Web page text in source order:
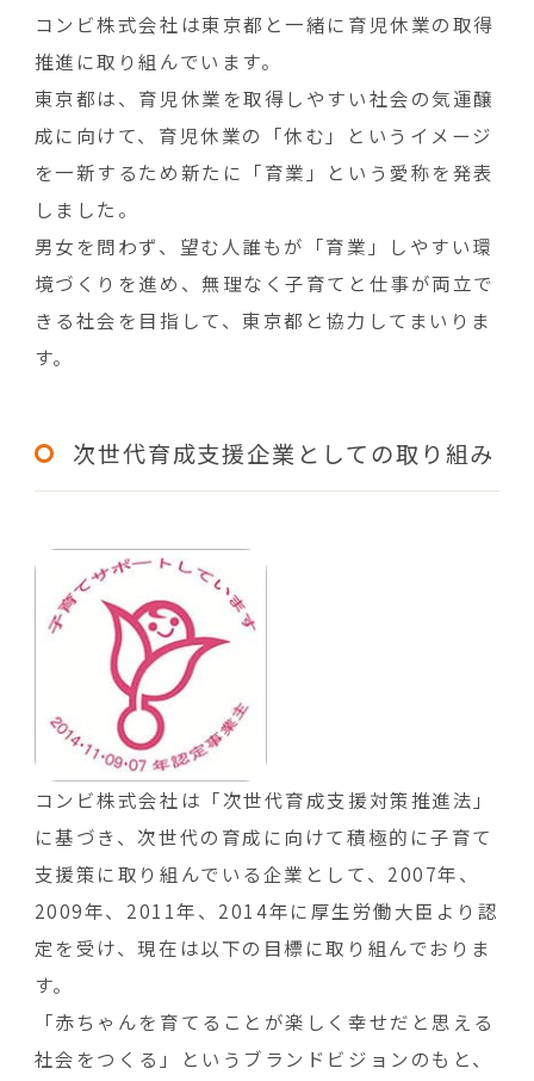
コンビ株式会社は東京都と一緒に育児休業の取得
推進に取り組んでいます。
東京都は、育児休業を取得しやすい社会の気運醸
成に向けて、育児休業の「休む」というイメージ
を一新するため新たに「育業」という愛称を発表
しました。
男女を問わず、望む人誰もが「育業」しやすい環
境づくりを進め、無理なく子育てと仕事が両立で
きる社会を目指して、東京都と協力してまいりま
す。
次世代育成支援企業としての取り組み
コンビ株式会社は「次世代育成支援対策推進法」
に基づき、次世代の育成に向けて積極的に子育て
支援策に取り組んでいる企業として、2007年、
2009年、2011年、2014年に厚生労働大臣より認
定を受け、現在は以下の目標に取り組んでおりま
す。
「赤ちゃんを育てることが楽しく幸せだと思える
社会をつくる」というブランドビジョンのもと、